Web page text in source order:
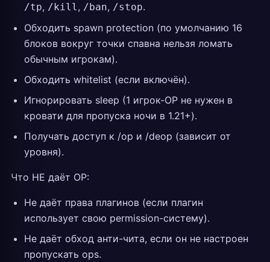
/tp, /kill, /ban, /stop.
Обходить spawn protection (по умолчанию 16
блоков вокруг точки спавна нельзя ломать
обычным игрокам).
Обходить whitelist (если включён).
Игнорировать sleep (1 игрок-OP не нужен в
кровати для пропуска ночи в 1.21+).
Получать доступ к /op и /deop (зависит от
уровня).
Что НЕ даёт OP:
Не даёт права плагинов (если плагин
использует свою permission-систему).
Не даёт обход анти-чита, если он не настроен
пропускать ops.